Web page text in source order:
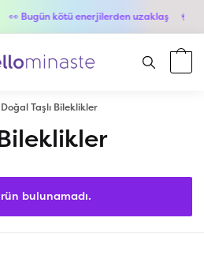
👀 Bugün kötü enerjilerden uzaklaş 💳 6
Doğal Taşlı Bileklikler
bulunamadı.